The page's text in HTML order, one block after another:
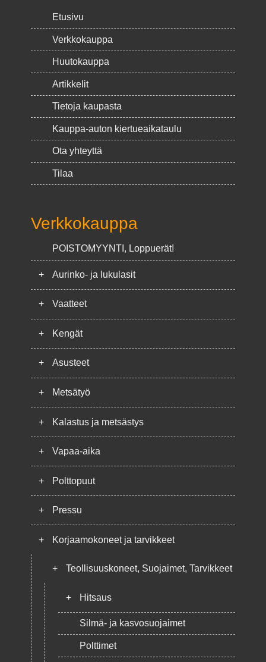
Etusivu
Verkkokauppa
Huutokauppa
Artikkelit
Tietoja kaupasta
Kauppa-auton kiertueaikataulu
Ota yhteyttä
Tilaa
Verkkokauppa
POISTOMYYNTI, Loppuerät!
+ Aurinko- ja lukulasit
+ Vaatteet
+ Kengät
+ Asusteet
+ Metsätyö
+ Kalastus ja metsästys
+ Vapaa-aika
+ Polttopuut
+ Pressu
+ Korjaamokoneet ja tarvikkeet
+ Teollisuuskoneet, Suojaimet, Tarvikkeet
+ Hitsaus
Silmä- ja kasvosuojaimet
Polttimet